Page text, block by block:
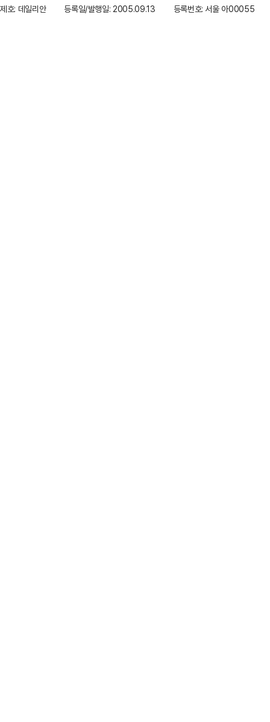
제호: 데일리안 등록일/발행일: 2005.09.13 등록번호: 서울 아00055